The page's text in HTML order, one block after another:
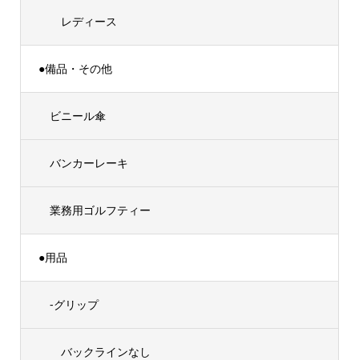
レディース
●備品・その他
ビニール傘
バンカーレーキ
業務用ゴルフティー
●用品
-グリップ
バックラインなし